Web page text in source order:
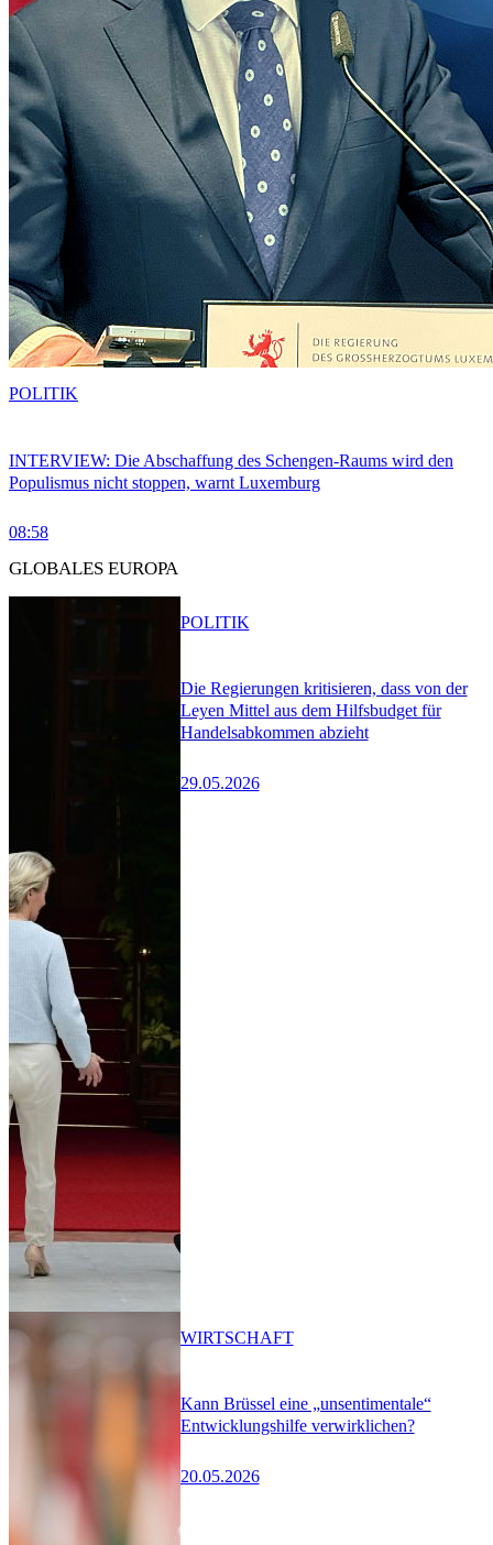
INTERVIEW: Die Abschaffung des Schengen-Raums wird den
Populismus nicht stoppen, warnt Luxemburg
08:58
POLITIK
GLOBALES EUROPA
Die Regierungen kritisieren, dass von der
Leyen Mittel aus dem Hilfsbudget für
Handelsabkommen abzieht
29.05.2026
POLITIK
Kann Brüssel eine „unsentimentale“
Entwicklungshilfe verwirklichen?
20.05.2026
WIRTSCHAFT